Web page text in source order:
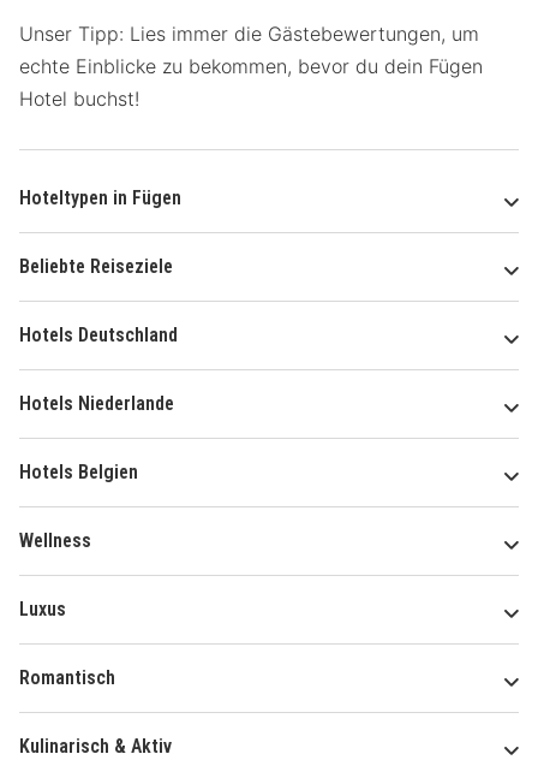
Unser Tipp: Lies immer die Gästebewertungen, um
echte Einblicke zu bekommen, bevor du dein Fügen
Hotel buchst!
Hoteltypen in Fügen
Beliebte Reiseziele
Hotels Deutschland
Hotels Niederlande
Hotels Belgien
Wellness
Luxus
Romantisch
Kulinarisch & Aktiv